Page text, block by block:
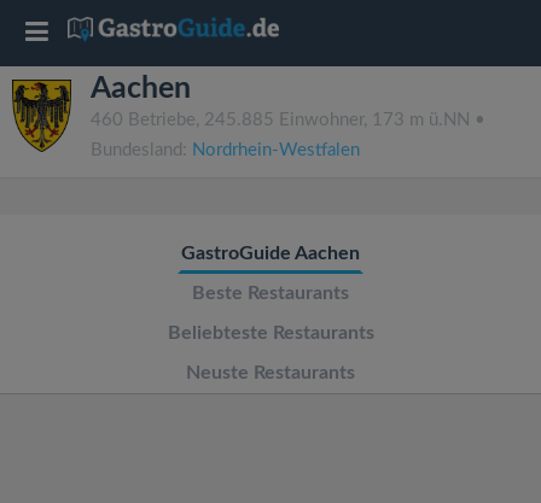
Aachen
460 Betriebe, 245.885 Einwohner, 173 m ü.NN •
Bundesland: Nordrhein-Westfalen
GastroGuide Aachen
Beste Restaurants
Beliebteste Restaurants
Neuste Restaurants
T
o